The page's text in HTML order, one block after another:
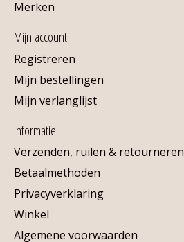
Merken
Mijn account
Registreren
Mijn bestellingen
Mijn verlanglijst
Informatie
Verzenden, ruilen & retourneren
Betaalmethoden
Privacyverklaring
Winkel
Algemene voorwaarden